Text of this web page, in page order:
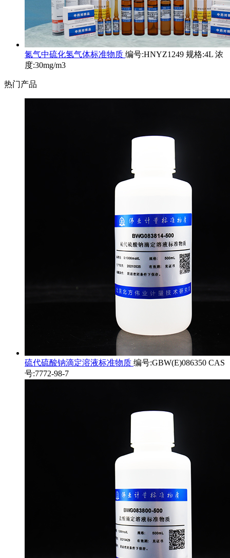
氮气中硫化氢气体标准物质 编号:HNYZ1249 规格:4L 浓
度:30mg/m3
热门产品
硫代硫酸钠滴定溶液标准物质 编号:GBW(E)086350 CAS
号:7772-98-7